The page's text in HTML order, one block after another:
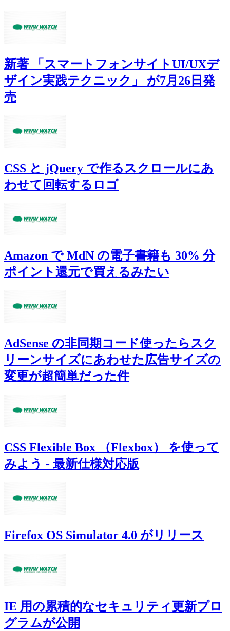
新著 「スマートフォンサイトUI/UXデ
ザイン実践テクニック」 が7月26日発
売
CSS と jQuery で作るスクロールにあ
わせて回転するロゴ
Amazon で MdN の電子書籍も 30% 分
ポイント還元で買えるみたい
AdSense の非同期コード使ったらスク
リーンサイズにあわせた広告サイズの
変更が超簡単だった件
CSS Flexible Box （Flexbox） を使って
みよう - 最新仕様対応版
Firefox OS Simulator 4.0 がリリース
IE 用の累積的なセキュリティ更新プロ
グラムが公開